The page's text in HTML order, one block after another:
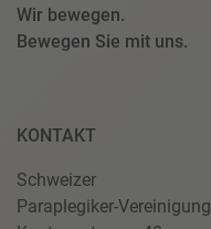
Wir bewegen.
Bewegen Sie mit uns.
KONTAKT
Schweizer
Paraplegiker-Vereinigung